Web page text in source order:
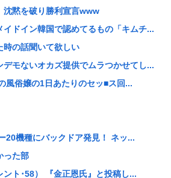
沈黙を破り勝利宣言www
イドイン韓国で認めてるもの「キムチ...
時の話聞いて欲しい
デモないオカズ提供でムラつかせてし...
風俗嬢の1日あたりのセッ■ス回...
20機種にバックドア発見！ ネッ...
った部
ト･58） 『金正恩氏』と投稿し...